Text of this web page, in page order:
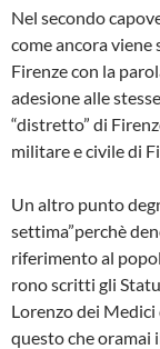
Nel secondo
come ancora
Firenze con la
adesione alle
“distretto” di
militare e civile di
Un altro punto
settima”perchè
riferimento al
rono scritti gli
Lorenzo dei Medici
questo che oramai